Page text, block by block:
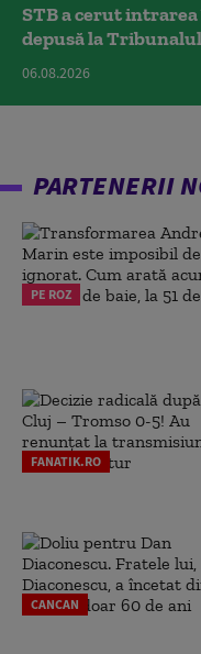
STB a cerut
depusă la
06.08.2026
PARTENERII
PE ROZ
FANATIK.RO
CANCAN